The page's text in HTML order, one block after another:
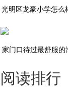
光明区龙豪小学怎么
家门口待过最舒服
阅读排行